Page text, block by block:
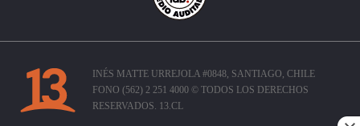
INÉS MATTE URREJOLA #0848, SANTIAGO, CHILE
FONO (562) 2 251 4000 © TODOS LOS DERECHOS
RESERVADOS. 13.CL